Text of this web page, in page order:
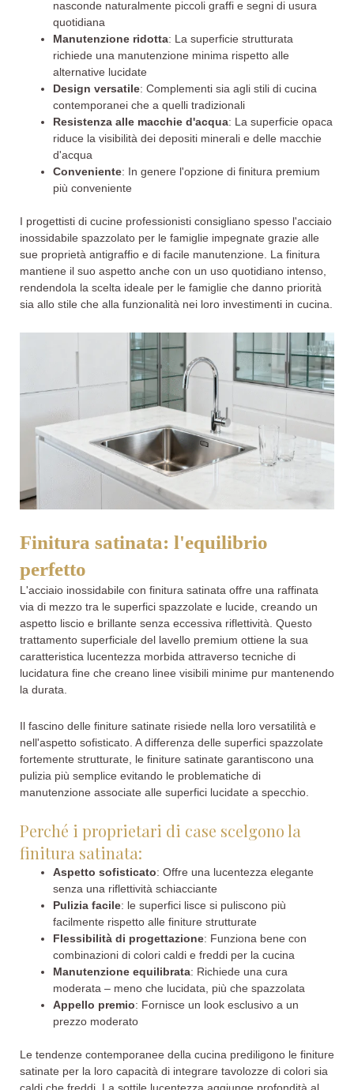
nasconde naturalmente piccoli graffi e segni di usura
quotidiana
Manutenzione ridotta: La superficie strutturata
richiede una manutenzione minima rispetto alle
alternative lucidate
Design versatile: Complementi sia agli stili di cucina
contemporanei che a quelli tradizionali
Resistenza alle macchie d'acqua: La superficie opaca
riduce la visibilità dei depositi minerali e delle macchie
d'acqua
Conveniente: In genere l'opzione di finitura premium
più conveniente
I progettisti di cucine professionisti consigliano spesso l'acciaio
inossidabile spazzolato per le famiglie impegnate grazie alle
sue proprietà antigraffio e di facile manutenzione. La finitura
mantiene il suo aspetto anche con un uso quotidiano intenso,
rendendola la scelta ideale per le famiglie che danno priorità
sia allo stile che alla funzionalità nei loro investimenti in cucina.
Finitura satinata: l'equilibrio
perfetto
L'acciaio inossidabile con finitura satinata offre una raffinata
via di mezzo tra le superfici spazzolate e lucide, creando un
aspetto liscio e brillante senza eccessiva riflettività. Questo
trattamento superficiale del lavello premium ottiene la sua
caratteristica lucentezza morbida attraverso tecniche di
lucidatura fine che creano linee visibili minime pur mantenendo
la durata.
Il fascino delle finiture satinate risiede nella loro versatilità e
nell'aspetto sofisticato. A differenza delle superfici spazzolate
fortemente strutturate, le finiture satinate garantiscono una
pulizia più semplice evitando le problematiche di
manutenzione associate alle superfici lucidate a specchio.
Perché i proprietari di case scelgono la
finitura satinata:
Aspetto sofisticato: Offre una lucentezza elegante
senza una riflettività schiacciante
Pulizia facile: le superfici lisce si puliscono più
facilmente rispetto alle finiture strutturate
Flessibilità di progettazione: Funziona bene con
combinazioni di colori caldi e freddi per la cucina
Manutenzione equilibrata: Richiede una cura
moderata – meno che lucidata, più che spazzolata
Appello premio: Fornisce un look esclusivo a un
prezzo moderato
Le tendenze contemporanee della cucina prediligono le finiture
satinate per la loro capacità di integrare tavolozze di colori sia